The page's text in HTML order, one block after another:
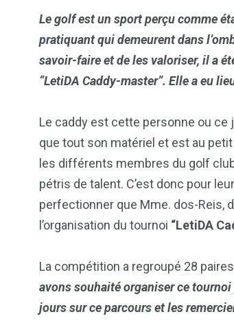
Le golf est un sport perçu comme
pratiquant qui demeurent dans
savoir-faire et de les valoriser, il a
“LetiDA Caddy-master”. Elle a eu
Le caddy est cette personne ou ce
que tout son matériel et est au
les différents membres du golf
pétris de talent. C’est donc pour
perfectionner que Mme. dos-Reis,
l’organisation du tournoi “LetiDA
La compétition a regroupé 28
avons souhaité organiser ce
jours sur ce parcours et les